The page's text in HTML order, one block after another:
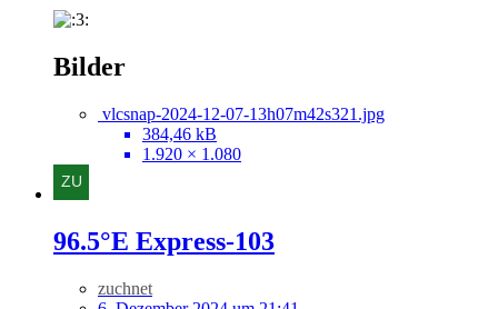
Bilder
vlcsnap-2024-12-07-13h07m42s321.jpg
384,46 kB
1.920 × 1.080
96.5°E Express-103
zuchnet